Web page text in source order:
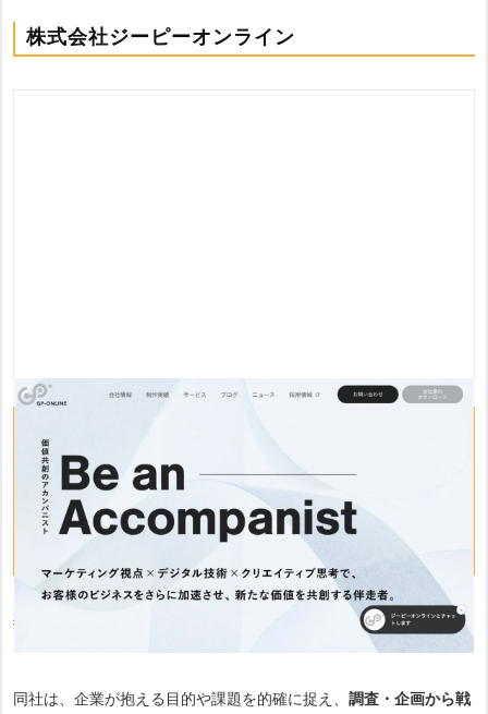
株式会社ジーピーオンライン
おすすめポイント
・大手企業の制作実績を保有
・企画から運用まで幅広く対応
・システム開発にも対応可能
株式会社ジーピーオンライン
は、大手企業への制作実績を多数保有
同社は、企業が抱える目的や課題を的確に捉え、 調査・企画から戦